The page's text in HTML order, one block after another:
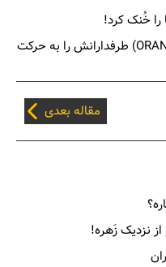
را خُنک کرد!
بازاریابی تجربه ای اورنجینا (ORANGINA) طرفدارانش را به حرکت
مقاله بعدی
نزدیک زَهره!